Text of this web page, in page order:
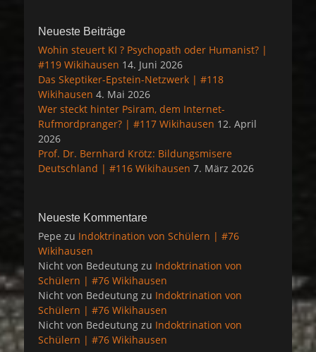
Neueste Beiträge
Wohin steuert KI ? Psychopath oder Humanist? |
#119 Wikihausen 14. Juni 2026
Das Skeptiker-Epstein-Netzwerk | #118
Wikihausen 4. Mai 2026
Wer steckt hinter Psiram, dem Internet-
Rufmordpranger? | #117 Wikihausen 12. April
2026
Prof. Dr. Bernhard Krötz: Bildungsmisere
Deutschland | #116 Wikihausen 7. März 2026
Neueste Kommentare
Pepe zu Indoktrination von Schülern | #76
Wikihausen
Nicht von Bedeutung zu Indoktrination von
Schülern | #76 Wikihausen
Nicht von Bedeutung zu Indoktrination von
Schülern | #76 Wikihausen
Nicht von Bedeutung zu Indoktrination von
Schülern | #76 Wikihausen